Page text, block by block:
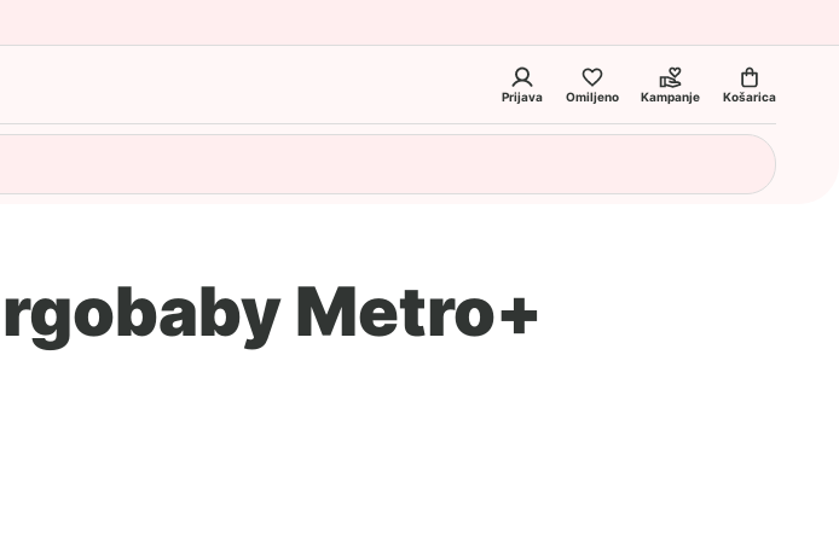
Prijava Omiljeno Kampanje Košarica
Metro+